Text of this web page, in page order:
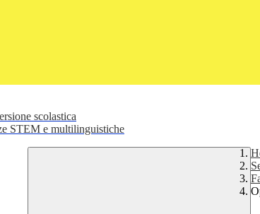
scolastica
STEM e multilinguistiche